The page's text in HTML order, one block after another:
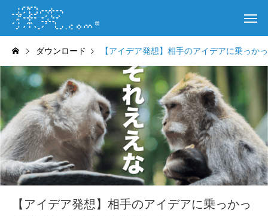
ダウンロード 【アイデア発想】相手のアイデアに乗っか
【アイデア発想】相手のアイデアに乗っかっ